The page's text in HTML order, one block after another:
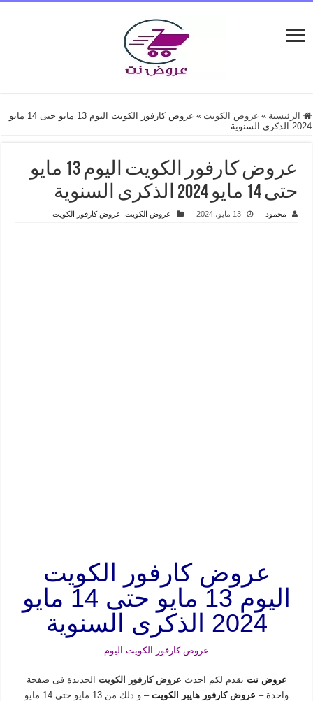
الرئيسية » عروض الكويت »
عروض كارفور الكويت اليوم 13 مايو حتى 14 مايو
2024 الذكرى السنوية
عروض كارفور الكويت اليوم 13 مايو
حتى 14 مايو 2024 الذكرى السنوية
محمود 13 مايو، 2024 عروض الكويت, عروض كارفور الكويت
عروض كارفور الكويت
اليوم 13 مايو حتى 14 مايو
2024 الذكرى السنوية
عروض كارفور الكويت اليوم
عروض نت تقدم لكم احدث عروض كارفور الكويت الجديدة فى صفحة
واحدة – عروض كارفور هايبر الكويت
– و ذلك من 13 مايو حتى 14 مايو